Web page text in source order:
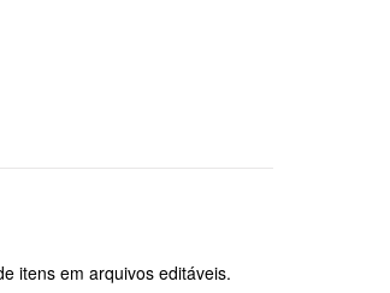
itens em arquivos editáveis.